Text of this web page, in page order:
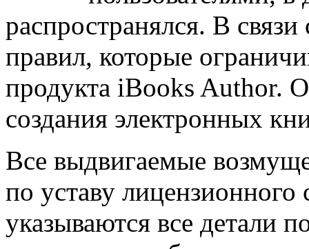
распространялся. В
правил, которые
продукта iBooks Author.
создания электронных
Все выдвигаемые
по уставу
указываются все детали